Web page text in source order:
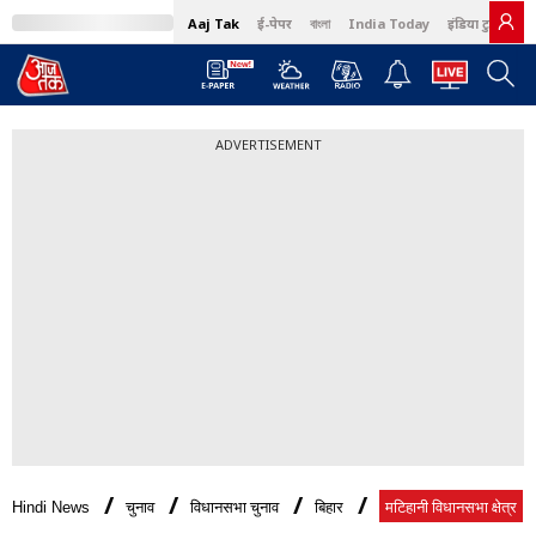
Aaj Tak ई-पेपर বাংলা India Today इंडिया टुडे हिंदी
ADVERTISEMENT
Hindi News चुनाव विधानसभा चुनाव बिहार मटिहानी विधानसभा क्षेत्र